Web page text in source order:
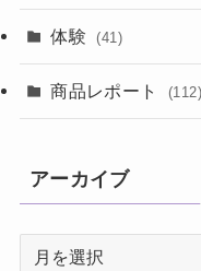
体験 (41)
商品レポート (112)
アーカイブ